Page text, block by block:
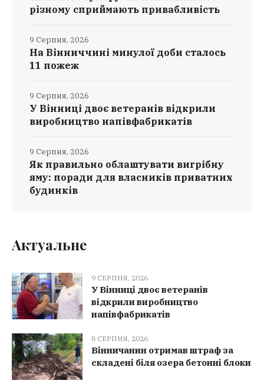
різному сприймають привабливість
На Вінниччині минулої доби сталось
11 пожеж
9 Серпня, 2026
У Вінниці двоє ветеранів відкрили
виробництво напівфабрикатів
9 Серпня, 2026
Як правильно облаштувати вигрібну
яму: поради для власників приватних
будинків
9 Серпня, 2026
Актуальне
9 СЕРПНЯ, 2026
У Вінниці двоє ветеранів
відкрили виробництво
напівфабрикатів
8 СЕРПНЯ, 2026
Вінничанин отримав штраф за
складені біля озера бетонні блоки